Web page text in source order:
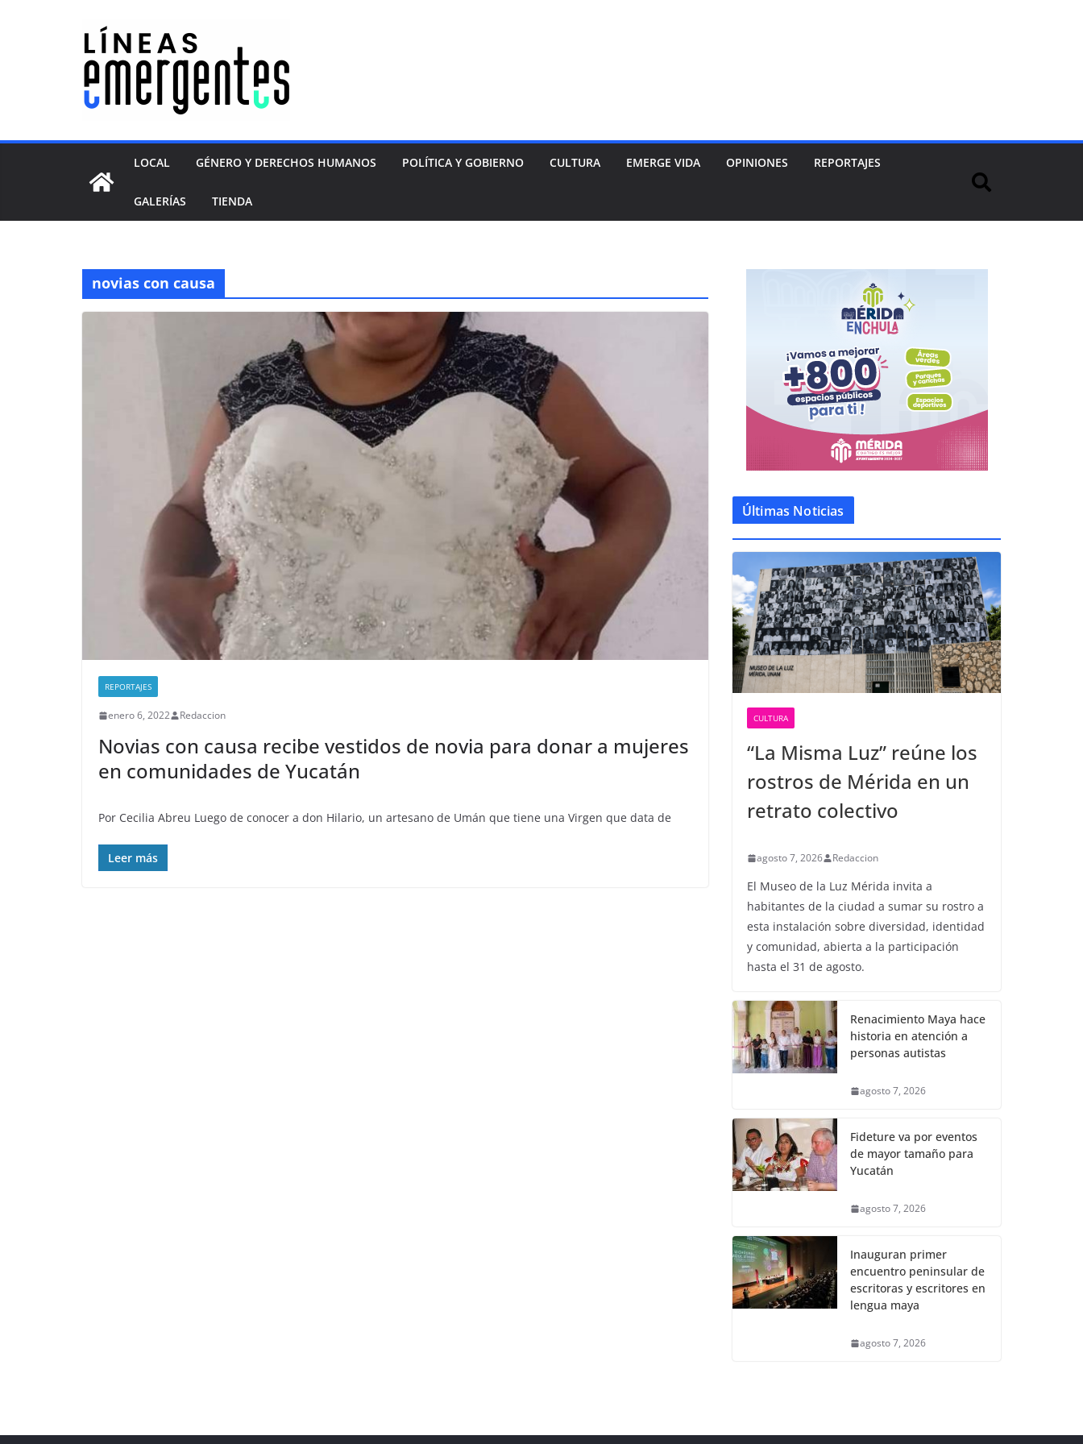
LOCAL GÉNERO Y DERECHOS HUMANOS POLÍTICA Y GOBIERNO CULTURA EMERGE VIDA OPINIONES REPORTAJES
GALERÍAS TIENDA
novias con causa
REPORTAJES
enero 6, 2022 Redaccion
Novias con causa recibe vestidos de novia para donar a mujeres
en comunidades de Yucatán
Por Cecilia Abreu Luego de conocer a don Hilario, un artesano de Umán que tiene una Virgen que data de
Leer más
Últimas Noticias
CULTURA
“La Misma Luz” reúne los
rostros de Mérida en un
retrato colectivo
agosto 7, 2026 Redaccion
El Museo de la Luz Mérida invita a
habitantes de la ciudad a sumar su rostro a
esta instalación sobre diversidad, identidad
y comunidad, abierta a la participación
hasta el 31 de agosto.
Renacimiento Maya hace
historia en atención a
personas autistas
agosto 7, 2026
Fideture va por eventos
de mayor tamaño para
Yucatán
agosto 7, 2026
Inauguran primer
encuentro peninsular de
escritoras y escritores en
lengua maya
agosto 7, 2026